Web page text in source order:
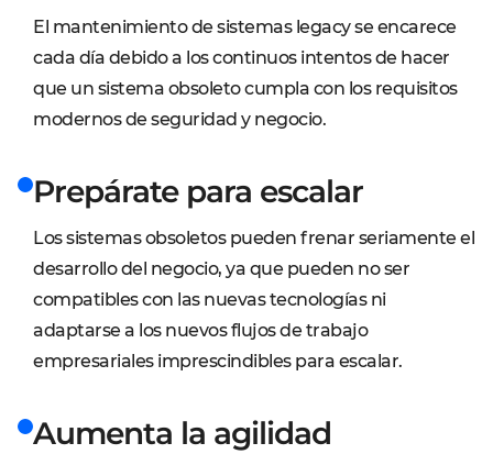
El mantenimiento de sistemas legacy se encarece
cada día debido a los continuos intentos de hacer
que un sistema obsoleto cumpla con los requisitos
modernos de seguridad y negocio.
Prepárate para escalar
Los sistemas obsoletos pueden frenar seriamente el
desarrollo del negocio, ya que pueden no ser
compatibles con las nuevas tecnologías ni
adaptarse a los nuevos flujos de trabajo
empresariales imprescindibles para escalar.
Aumenta la agilidad